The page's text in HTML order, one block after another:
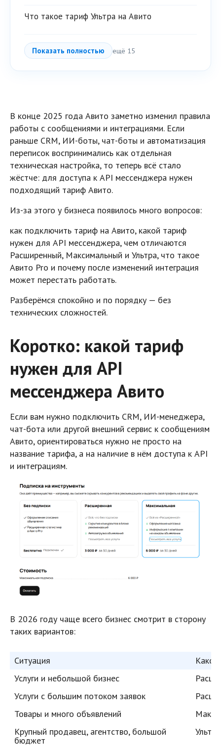
Что такое тариф Ультра на Авито
Показать полностью ещё 15
В конце 2025 года Авито заметно изменил правила
работы с сообщениями и интеграциями. Если
раньше CRM, ИИ-боты, чат-боты и автоматизация
переписок воспринимались как отдельная
техническая настройка, то теперь всё стало
жёстче: для доступа к API мессенджера нужен
подходящий тариф Авито.
Из-за этого у бизнеса появилось много вопросов:
как подключить тариф на Авито, какой тариф
нужен для API мессенджера, чем отличаются
Расширенный, Максимальный и Ультра, что такое
Авито Pro и почему после изменений интеграция
может перестать работать.
Разберёмся спокойно и по порядку — без
технических сложностей.
Коротко: какой тариф
нужен для API
мессенджера Авито
Если вам нужно подключить CRM, ИИ-менеджера,
чат-бота или другой внешний сервис к сообщениям
Авито, ориентироваться нужно не просто на
название тарифа, а на наличие в нём доступа к API
и интеграциям.
В 2026 году чаще всего бизнес смотрит в сторону
таких вариантов:
Ситуация
Услуги и небольшой бизнес
Услуги с большим потоком заявок
Товары и много объявлений
Крупный продавец, агентство, большой
бюджет
Ультра